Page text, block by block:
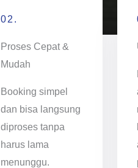
02.
Proses Cepat &
Mudah
Booking simpel
dan bisa langsung
diproses tanpa
harus lama
menunggu.